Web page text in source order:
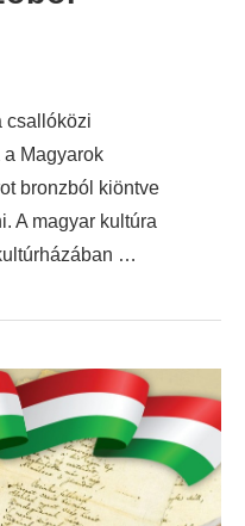
csallóközi
Magyarok
bronzból kiöntve
A magyar kultúra
…